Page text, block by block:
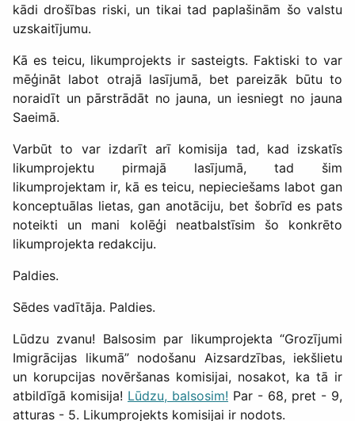
kādi drošības riski, un tikai tad paplašinām šo valstu
uzskaitījumu.
Kā es teicu, likumprojekts ir sasteigts. Faktiski to var
mēģināt labot otrajā lasījumā, bet pareizāk būtu to
noraidīt un pārstrādāt no jauna, un iesniegt no jauna
Saeimā.
Varbūt to var izdarīt arī komisija tad, kad izskatīs
likumprojektu pirmajā lasījumā, tad šim
likumprojektam ir, kā es teicu, nepieciešams labot gan
konceptuālas lietas, gan anotāciju, bet šobrīd es pats
noteikti un mani kolēģi neatbalstīsim šo konkrēto
likumprojekta redakciju.
Paldies.
Sēdes vadītāja. Paldies.
Lūdzu zvanu! Balsosim par likumprojekta “Grozījumi
Imigrācijas likumā” nodošanu Aizsardzības, iekšlietu
un korupcijas novēršanas komisijai, nosakot, ka tā ir
atbildīgā komisija! Lūdzu, balsosim! Par - 68, pret - 9,
atturas - 5. Likumprojekts komisijai ir nodots.